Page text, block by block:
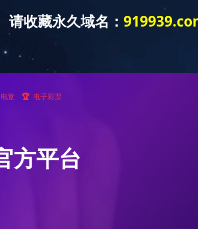
好博(中国)股份有限公司 产品